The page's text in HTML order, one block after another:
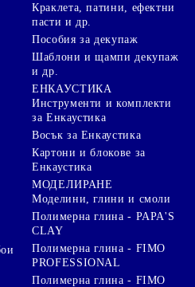
Краклета, патини, ефектни
пасти и др.
Пособия за декупаж
Шаблони и щампи декупаж
и др.
ЕНКАУСТИКА
Инструменти и комплекти
за Енкаустика
Восък за Енкаустика
Картони и блокове за
Енкаустика
МОДЕЛИРАНЕ
Моделини, глини и смоли
Полимерна глина - PAPA'S
CLAY
Полимерна глина - FIMO
PROFESSIONAL
Полимерна глина - FIMO